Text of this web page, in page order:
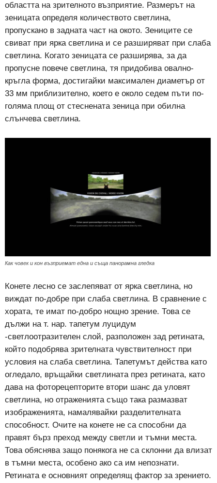
областта на зрителното възприятие. Размерът на
зеницата определя количеството светлина,
пропускано в задната част на окото. Зениците се
свиват при ярка светлина и се разширяват при слаба
светлина. Когато зеницата се разширява, за да
пропусне повече светлина, тя придобива овално-
кръгла форма, достигайки максимален диаметър от
33 мм приблизително, което е около седем пъти по-
голяма площ от стеснената зеница при обилна
слънчева светлина.
Как човек и кон възприемат една и съща панорамна гледка
Конете лесно се заслепяват от ярка светлина, но
виждат по-добре при слаба светлина. В сравнение с
хората, те имат по-добро нощно зрение. Това се
дължи на т. нар. тапетум луцидум
-светлоотразителен слой, разположен зад ретината,
който подобрява зрителната чувствителност при
условия на слаба светлина. Тапетумът действа като
огледало, връщайки светлината през ретината, като
дава на фоторецепторите втори шанс да уловят
светлина, но отраженията също така размазват
изображенията, намалявайки разделителната
способност. Очите на конете не са способни да
правят бърз преход между светли и тъмни места.
Това обяснява защо понякога не са склонни да влизат
в тъмни места, особено ако са им непознати.
Ретината е основният определящ фактор за зрението.